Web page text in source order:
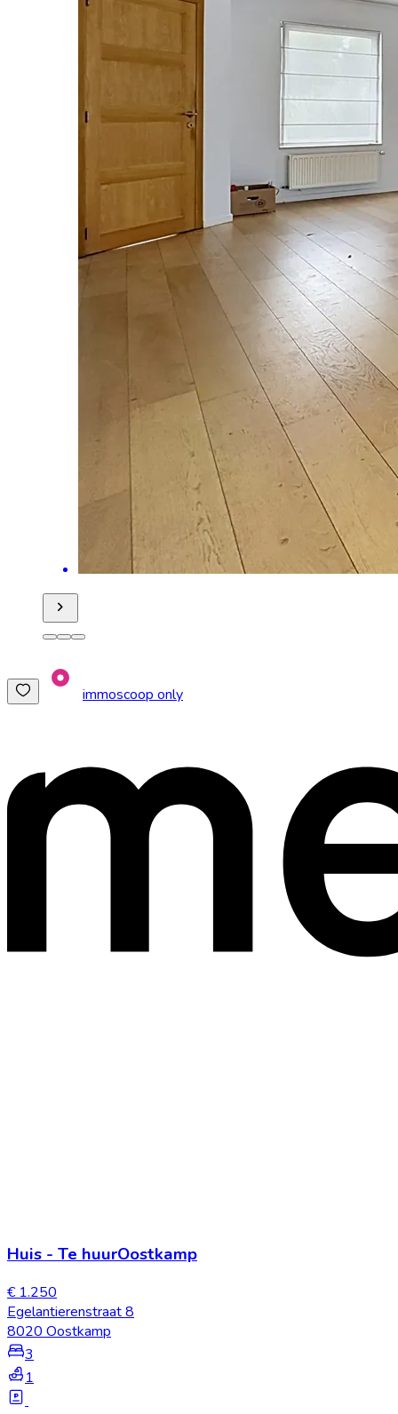
immoscoop only
Huis - Te huurOostkamp
€ 1.250
Egelantierenstraat 8
8020 Oostkamp
3
1